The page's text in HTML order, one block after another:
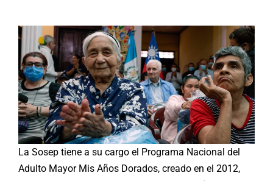
La Sosep tiene a su cargo el Programa Nacional del
Adulto Mayor Mis Años Dorados, creado en el 2012,